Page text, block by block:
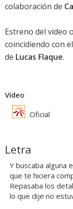
colaboración de
Estreno del video
coincidiendo con
de Lucas Flaque.
Vídeo
Oficial
Letra
Y buscaba alguna
que te hiciera
Repasaba los
lo que dije no